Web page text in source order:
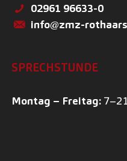
02961 96633-0
info@zmz-
SPRECHSTUNDE
Montag – Freitag: